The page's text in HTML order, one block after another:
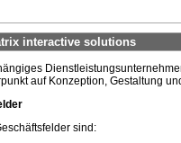
interactive solutions
auf Konzeption, Gestaltung
sind: